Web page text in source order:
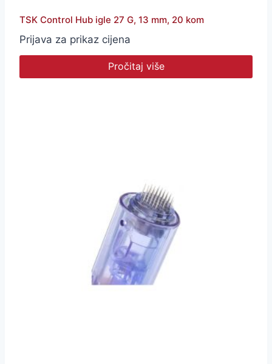
TSK Control Hub igle 27 G, 13 mm, 20 kom
Prijava za prikaz cijena
Pročitaj više